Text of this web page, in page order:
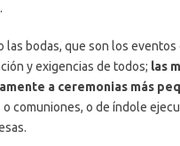
.
las bodas, que son los eventos
y exigencias de todos; las
a ceremonias más
comuniones, o de índole